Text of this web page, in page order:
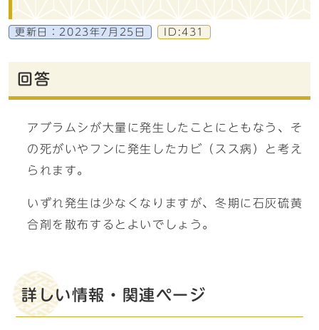
更新日： 2023年7月25日 ID:431
回答
アブラムシが大量に発生したことにともなう、そ
の死がいやフンに発生したカビ（スス病）と考え
られます。
いずれ発生は少なくなりますが、冬期に石灰硫黄
合剤を散布するとよいでしょう。
詳しい情報・関連ページ